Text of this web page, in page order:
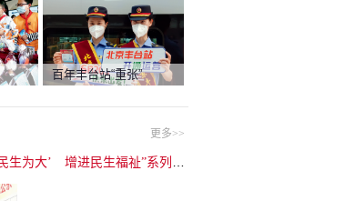
百年丰台站“重张”
更多>>